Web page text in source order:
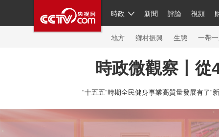
時政 新聞 評論 視頻
人民領袖習近平 聯播+ 中國
直播 片庫 欄目大全 節目單
繁體 海外頻道 iPanda
地方 鄉村振興 生態 一帶
網絡春晚 共産黨員網 秧紀錄 紀
新聞 國內 國際 評論 經濟 軍事 科技
天天學習 習
時政微觀察丨從
“十五五”時期全民健身事業高質量發展有了“